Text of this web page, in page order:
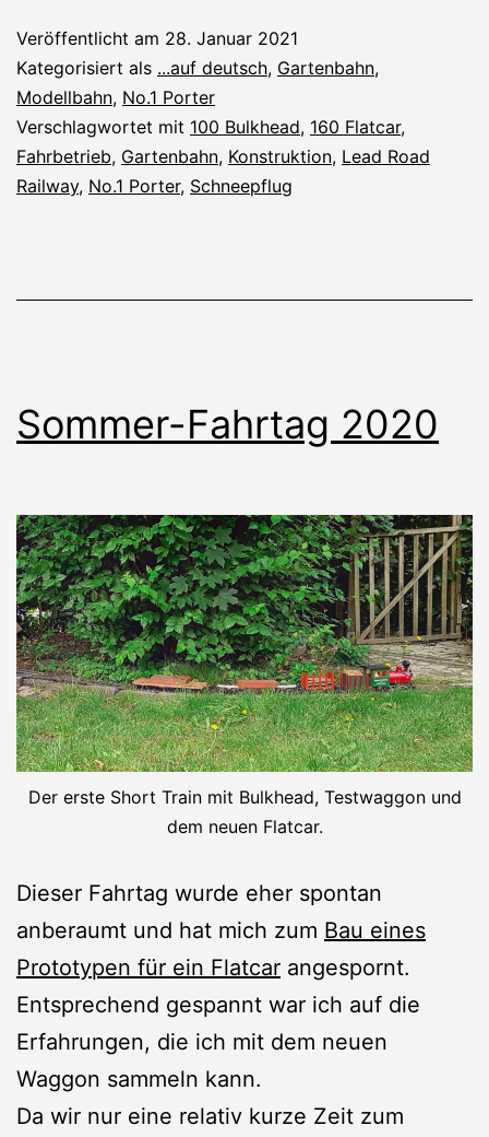
Veröffentlicht am 28. Januar 2021
Kategorisiert als ...auf deutsch, Gartenbahn,
Modellbahn, No.1 Porter
Verschlagwortet mit 100 Bulkhead, 160 Flatcar,
Fahrbetrieb, Gartenbahn, Konstruktion, Lead Road
Railway, No.1 Porter, Schneepflug
Sommer-Fahrtag 2020
Der erste Short Train mit Bulkhead, Testwaggon und
dem neuen Flatcar.
Dieser Fahrtag wurde eher spontan
anberaumt und hat mich zum Bau eines
Prototypen für ein Flatcar angespornt.
Entsprechend gespannt war ich auf die
Erfahrungen, die ich mit dem neuen
Waggon sammeln kann.
Da wir nur eine relativ kurze Zeit zum